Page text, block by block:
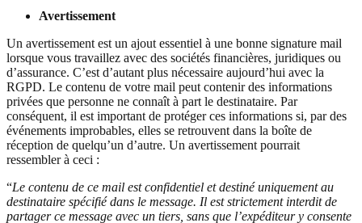
Avertissement
Un avertissement est un ajout essentiel à une bonne signature mail
lorsque vous travaillez avec des sociétés financières, juridiques ou
d’assurance. C’est d’autant plus nécessaire aujourd’hui avec la
RGPD. Le contenu de votre mail peut contenir des informations
privées que personne ne connaît à part le destinataire. Par
conséquent, il est important de protéger ces informations si, par des
événements improbables, elles se retrouvent dans la boîte de
réception de quelqu’un d’autre. Un avertissement pourrait
ressembler à ceci :
“Le contenu de ce mail est confidentiel et destiné uniquement au
destinataire spécifié dans le message. Il est strictement interdit de
partager ce message avec un tiers, sans que l’expéditeur y consente